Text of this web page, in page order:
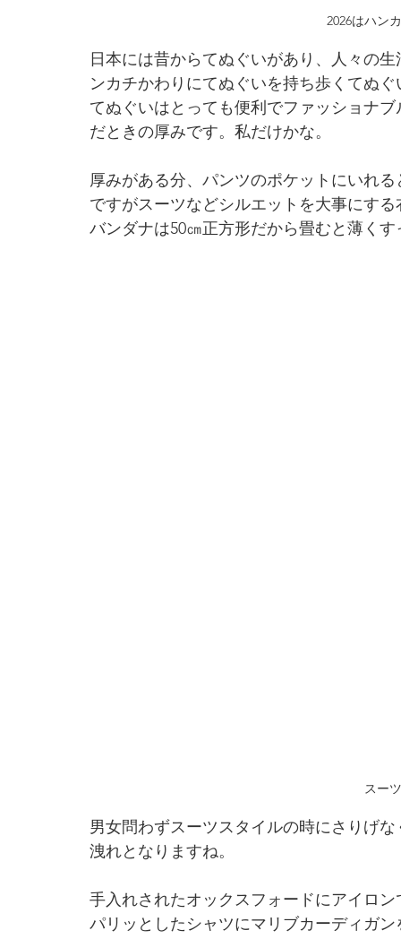
2026はハン
日本には昔からてぬぐいがあり、人々の
ンカチかわりにてぬぐいを持ち歩くてぬ
てぬぐいはとっても便利でファッショナ
だときの厚みです。私だけかな。
厚みがある分、パンツのポケットにいれ
ですがスーツなどシルエットを大事にす
バンダナは50㎝正方形だから畳むと薄く
スー
男女問わずスーツスタイルの時にさりげ
洩れとなりますね。
手入れされたオックスフォードにアイロ
パリッとしたシャツにマリブカーディガ